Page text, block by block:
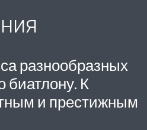
разнообразных
биатлону. К
и престижным